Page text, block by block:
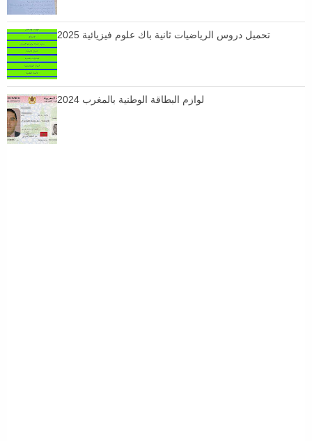
تحميل دروس الرياضيات ثانية باك علوم فيزيائية 2025
لوازم البطاقة الوطنية بالمغرب 2024